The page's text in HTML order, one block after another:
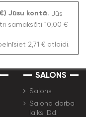
Jūsu kontā.
Jūs
samaksāti 10,00 €
2,71 € atlaidi.
SALONS
Salons
Salona darba
laiks: Dd.